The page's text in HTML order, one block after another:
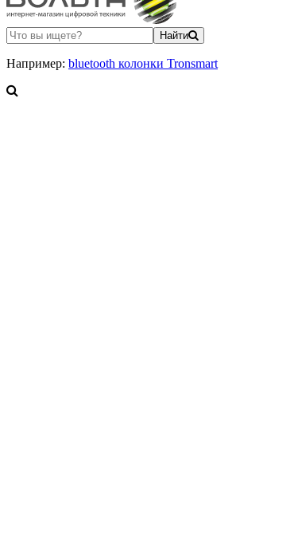
Найти
Например: bluetooth колонки Tronsmart